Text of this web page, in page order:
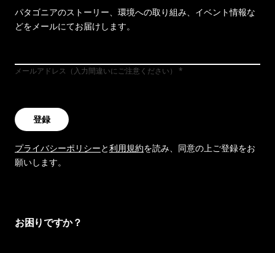
パタゴニアのストーリー、環境への取り組み、イベント情報な
どをメールにてお届けします。
メールアドレス（入力間違いにご注意ください）
登録
プライバシーポリシーと利用規約を読み、同意の上ご登録をお
願いします。
お困りですか？